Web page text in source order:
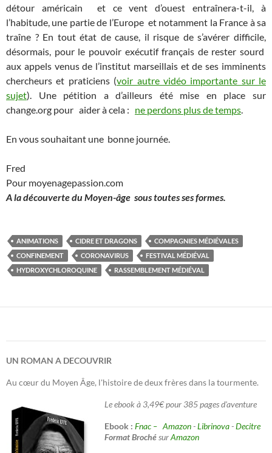
détour américain et ce vent d’ouest entraînera-t-il, à
l’habitude, une partie de l’Europe et notamment la France à sa
traîne ? En tout état de cause, il risque de s’avérer difficile,
désormais, pour le pouvoir exécutif français de rester sourd
aux appels venus de l’institut marseillais et de ses imminents
chercheurs et praticiens (voir autre vidéo importante sur le
sujet). Une pétition a d’ailleurs été mise en place sur
change.org pour aider à cela : ne perdons plus de temps.
En vous souhaitant une bonne journée.
Fred
Pour moyenagepassion.com
A la découverte du Moyen-âge sous toutes ses formes.
ANIMATIONS CIDRE ET DRAGONS
COMPAGNIES MÉDIÉVALES
CONFINEMENT
CORONAVIRUS
FESTIVAL MÉDIÉVAL
HYDROXYCHLOROQUINE
RASSEMBLEMENT MÉDIÉVAL
UN ROMAN A DECOUVRIR
Au cœur du Moyen Âge, l'histoire de deux frères dans la tourmente.
Le ebook à 3,49€ pour 385 pages d'aventure
Ebook : Fnac – Amazon-Librinova-Decitre
Format BrochésurAmazon